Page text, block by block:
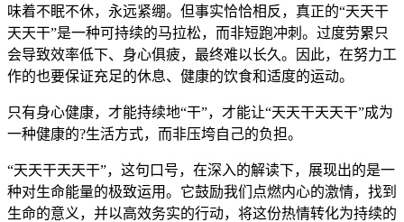
味着不眠不休，永远紧绷。但事实恰恰相反，真正的“天天干
天天干”是一种可持续的马拉松，而非短跑冲刺。过度劳累只
会导致效率低下、身心俱疲，最终难以长久。因此，在努力工
作的也要保证充足的休息、健康的饮食和适度的运动。
只有身心健康，才能持续地“干”，才能让“天天干天天干”成为
一种健康的?生活方式，而非压垮自己的负担。
“天天干天天干”，这句口号，在深入的解读下，展现出的是一
种对生命能量的极致运用。它鼓励我们点燃内心的激情，找到
生命的意义，并以高效务实的行动，将这份热情转化为持续的